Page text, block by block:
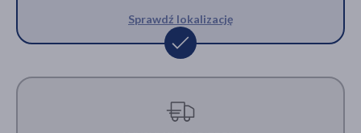
Sprawdź lokalizację